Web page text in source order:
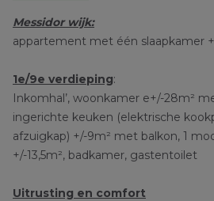
Messidor wijk:
appartement met één slaapkamer
1e/9e verdieping:
Inkomhal’, woonkamer e+/-28m²
ingerichte keuken (elektrische
afzuigkap) +/-9m² met balkon, 1
+/-13,5m², badkamer, gastentoilet
Uitrusting en comfort